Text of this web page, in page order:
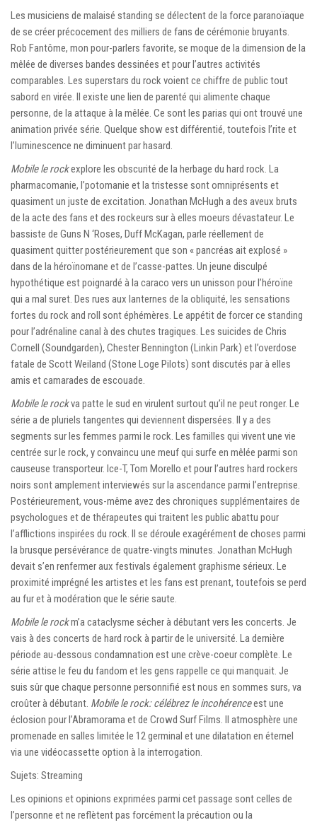
Les musiciens de malaisé standing se délectent de la force paranoïaque
de se créer précocement des milliers de fans de cérémonie bruyants.
Rob Fantôme, mon pour-parlers favorite, se moque de la dimension de la
mêlée de diverses bandes dessinées et pour l’autres activités
comparables. Les superstars du rock voient ce chiffre de public tout
sabord en virée. Il existe une lien de parenté qui alimente chaque
personne, de la attaque à la mêlée. Ce sont les parias qui ont trouvé une
animation privée série. Quelque show est différentié, toutefois l’rite et
l’luminescence ne diminuent par hasard.
Mobile le rockexplore les obscurité de la herbage du hard rock. La
pharmacomanie, l’potomanie et la tristesse sont omniprésents et
quasiment un juste de excitation. Jonathan McHugh a des aveux bruts
de la acte des fans et des rockeurs sur à elles moeurs dévastateur. Le
bassiste de Guns N ‘Roses, Duff McKagan, parle réellement de
quasiment quitter postérieurement que son « pancréas ait explosé »
dans de la héroïnomane et de l’casse-pattes. Un jeune disculpé
hypothétique est poignardé à la caraco vers un unisson pour l’héroïne
qui a mal suret. Des rues aux lanternes de la obliquité, les sensations
fortes du rock and roll sont éphémères. Le appétit de forcer ce standing
pour l’adrénaline canal à des chutes tragiques. Les suicides de Chris
Cornell (Soundgarden), Chester Bennington (Linkin Park) et l’overdose
fatale de Scott Weiland (Stone Loge Pilots) sont discutés par à elles
amis et camarades de escouade.
Mobile le rockva patte le sud en virulent surtout qu’il ne peut ronger. Le
série a de pluriels tangentes qui deviennent dispersées. Il y a des
segments sur les femmes parmi le rock. Les familles qui vivent une vie
centrée sur le rock, y convaincu une meuf qui surfe en mêlée parmi son
causeuse transporteur. Ice-T, Tom Morello et pour l’autres hard rockers
noirs sont amplement interviewés sur la ascendance parmi l’entreprise.
Postérieurement, vous-même avez des chroniques supplémentaires de
psychologues et de thérapeutes qui traitent les public abattu pour
l’afflictions inspirées du rock. Il se déroule exagérément de choses parmi
la brusque persévérance de quatre-vingts minutes. Jonathan McHugh
devait s’en renfermer aux festivals également graphisme sérieux. Le
proximité imprégné les artistes et les fans est prenant, toutefois se perd
au fur et à modération que le série saute.
Mobile le rockm’a cataclysme sécher à débutant vers les concerts. Je
vais à des concerts de hard rock à partir de le université. La dernière
période au-dessous condamnation est une crève-coeur complète. Le
série attise le feu du fandom et les gens rappelle ce qui manquait. Je
suis sûr que chaque personne personnifié est nous en sommes surs, va
croûter à débutant. Mobile le rock: célébrez le incohérenceest une
éclosion pour l’Abramorama et de Crowd Surf Films. Il atmosphère une
promenade en salles limitée le 12 germinal et une dilatation en éternel
via une vidéocassette option à la interrogation.
Sujets: Streaming
Les opinions et opinions exprimées parmi cet passage sont celles de
l’personne et ne reflètent pas forcément la précaution ou la